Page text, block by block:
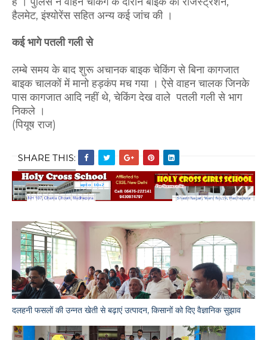
हैलमेट, इंश्योरेंस सहित अन्य कई जांच की ।
कई भागे पतली गली से
लम्बे समय के बाद शुरू अचानक बाइक चेकिंग से बिना कागजात
बाइक चालकों में मानो हड़कंप मच गया । ऐसे वाहन चालक जिनके
पास कागजात आदि नहीं थे, चेकिंग देख वाले पतली गली से भाग
निकले ।
(पियूष राज)
SHARE THIS:
दलहनी फसलों की उन्नत खेती से बढ़ाएं उत्पादन, किसानों को दिए वैज्ञानिक सुझाव